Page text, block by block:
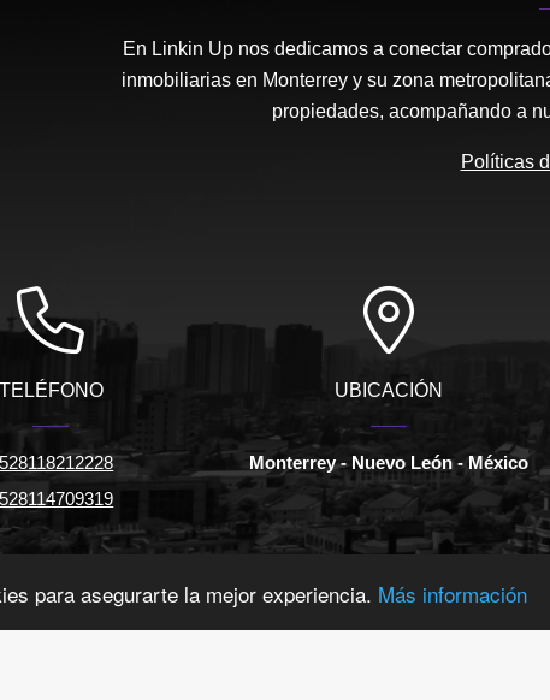
para asegurarte la mejor experiencia. Más información
En Linkin Up nos dedicamos a conectar
inmobiliarias en Monterrey y su zona
propiedades, acompañando a
Políticas
TELÉFONO UBICACIÓN
Monterrey - Nuevo León - México